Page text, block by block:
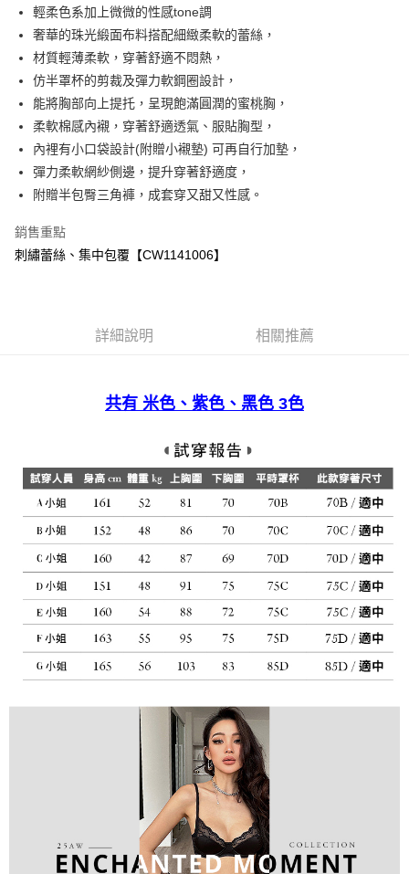
ATM付款
運送方式
免運費
付款後全家取貨
免運費
免運費
輕柔色系加上微微的性感tone調
奢華的珠光緞面布料搭配細緻柔軟的蕾絲，
材質輕薄柔軟，穿著舒適不悶熱，
仿半罩杯的剪裁及彈力軟鋼圈設計，
能將胸部向上提托，呈現飽滿圓潤的蜜桃胸，
柔軟棉感內襯，穿著舒適透氣、服貼胸型，
內裡有小口袋設計(附贈小襯墊) 可再自行加墊，
彈力柔軟網紗側邊，提升穿著舒適度，
附贈半包臀三角褲，成套穿又甜又性感。
銷售重點
刺繡蕾絲、集中包覆【CW1141006】
詳細說明 相關推薦
共有 米色、紫色、黑色 3色